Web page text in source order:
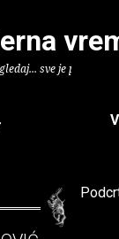
sve je puno